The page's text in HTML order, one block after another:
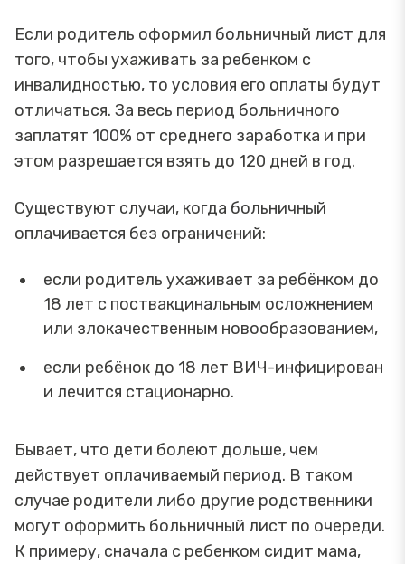
Если родитель оформил больничный лист для
того, чтобы ухаживать за ребенком с
инвалидностью, то условия его оплаты будут
отличаться. За весь период больничного
заплатят 100% от среднего заработка и при
этом разрешается взять до 120 дней в год.
Существуют случаи, когда больничный
оплачивается без ограничений:
если родитель ухаживает за ребёнком до
18 лет с поствакцинальным осложнением
или злокачественным новообразованием,
если ребёнок до 18 лет ВИЧ-инфицирован
и лечится стационарно.
Бывает, что дети болеют дольше, чем
действует оплачиваемый период. В таком
случае родители либо другие родственники
могут оформить больничный лист по очереди.
К примеру, сначала с ребенком сидит мама,